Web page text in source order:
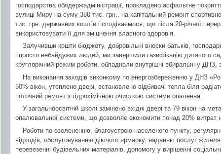
господарства облдержадміністрації, прокладено асфальтне
вулиці Миру на суму 380 тис. грн., на капітальний ремонт
тис. грн. державних коштів і сподіваємося, що після 20-річної
використовувати її для зміцнення власного здоров’я.
Залучивши кошти бюджету, добровільні внески батьків,
і просто небайдужих людей, ми завершили газифікацію дитячого
круглорічний режим роботи, обладнали внутрішні вбиральні у ДНЗ,
На виконання заходів виконкому по енергозбереженню у ДНЗ
50% вікон, утеплено двері, встановлено відбивачі тепла біля
поточний ремонт з гідрохімічною очисткою системи опалення.
У загальноосвітній школі замінено вхідні двері та 79 вікон на
опалювальної системи, що дозволяє економити понад 20% витрат
Роботи по озелененню, благоустрою населеного пункту,
відходів, обслуговуванню діючого ярмарку, наданню послуг
перевезенні будівельних матеріалів, допомогу у вирішенні